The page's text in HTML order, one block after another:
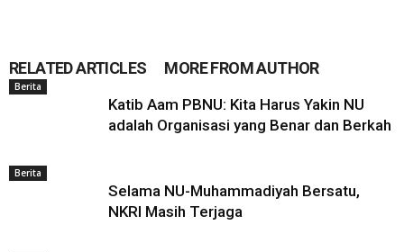
RELATED ARTICLES MORE FROM AUTHOR
Berita
Katib Aam PBNU: Kita Harus Yakin NU
adalah Organisasi yang Benar dan Berkah
Berita
Selama NU-Muhammadiyah Bersatu,
NKRI Masih Terjaga